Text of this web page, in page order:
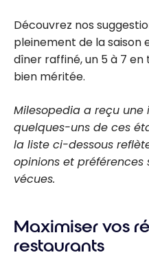
Découvrez nos
pleinement de la saison
dîner raffiné, un 5 à 7 en
bien méritée.
Milesopedia a reçu
quelques-uns de ces
la liste ci-dessous
opinions et préférences
vécues.
Maximiser vos
restaurants